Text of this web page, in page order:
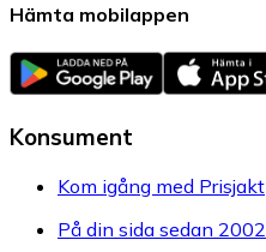
Hämta mobilappen
Konsument
Kom igång med Prisjakt
På din sida sedan 2002